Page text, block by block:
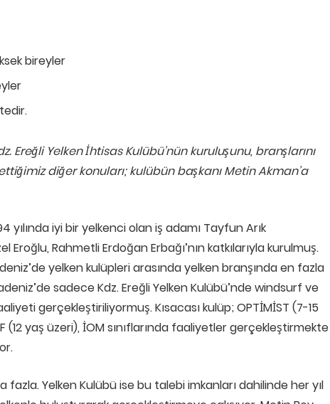
bireyler
Ereğli Yelken İhtisas Kulübü’nün kuruluşunu, branşlarını
diğer konuları; kulübün başkanı Metin Akman’a
yılında iyi bir yelkenci olan iş adamı Tayfun Arık
Eroğlu, Rahmetli Erdoğan Erbağı’nın katkılarıyla kurulmuş.
yelken kulüpleri arasında yelken branşında en fazla
sadece Kdz. Ereğli Yelken Kulübü’nde windsurf ve
gerçekleştiriliyormuş. Kısacası kulüp; OPTİMİST (7-15
(12 yaş üzeri), İOM sınıflarında faaliyetler gerçekleştirmekte
fazla. Yelken Kulübü ise bu talebi imkanları dahilinde her yıl